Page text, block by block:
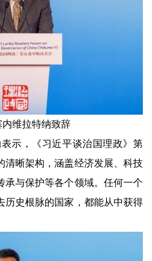
内维拉特纳致辞
示，《习近平谈治国理政》第
清晰架构，涵盖经济发展、科技
承与保护等各个领域。任何一个
历史根脉的国家，都能从中获得